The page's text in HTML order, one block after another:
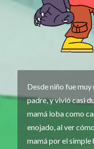
Desde niño fue
padre, y vivió casi
mamá loba como
enojado, al ver
mamá por el simple